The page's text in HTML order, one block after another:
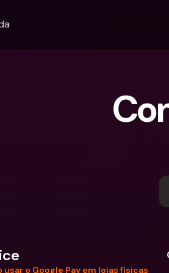
usar o Google Pay em lojas físicas